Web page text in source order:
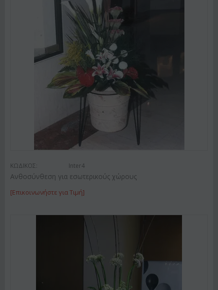
ΚΩΔΙΚΟΣ: Inter4
Ανθοσύνθεση για εσωτερικούς χώρους
[Επικοινωνήστε για Τιμή]